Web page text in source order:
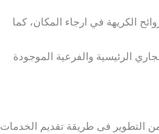
الكريهة في ارجاء المكان، كما
الرئيسية والفرعية الموجودة
التطوير فى طريقة تقديم الخدمات